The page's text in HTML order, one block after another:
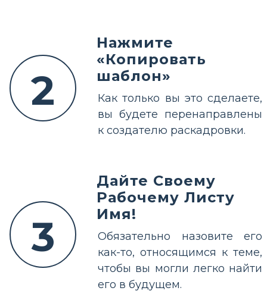
2
Нажмите
«Копировать
шаблон»
Как только вы это сделаете,
вы будете перенаправлены
к создателю раскадровки.
3
Дайте Своему
Рабочему Листу
Имя!
Обязательно назовите его
как-то, относящимся к теме,
чтобы вы могли легко найти
его в будущем.